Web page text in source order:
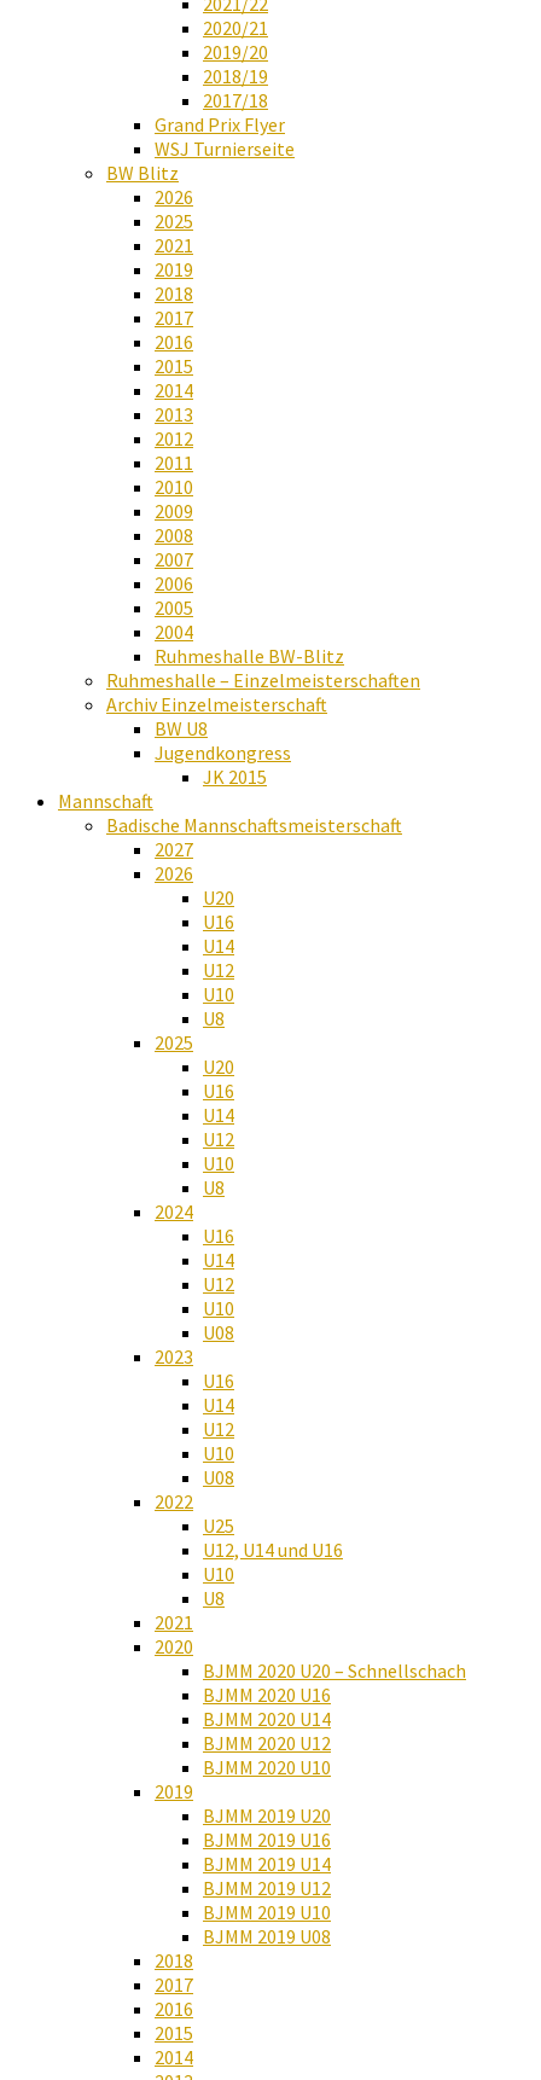
2020/21
2019/20
2018/19
2017/18
Grand Prix Flyer
WSJ Turnierseite
BW Blitz
2026
2025
2021
2019
2018
2017
2016
2015
2014
2013
2012
2011
2010
2009
2008
2007
2006
2005
2004
Ruhmeshalle BW-Blitz
Ruhmeshalle – Einzelmeisterschaften
Archiv Einzelmeisterschaft
BW U8
Jugendkongress
JK 2015
Mannschaft
Badische Mannschaftsmeisterschaft
2027
2026
U20
U16
U14
U12
U10
U8
2025
U20
U16
U14
U12
U10
U8
2024
U16
U14
U12
U10
U08
2023
U16
U14
U12
U10
U08
2022
U25
U12, U14 und U16
U10
U8
2021
2020
BJMM 2020 U20 – Schnellschach
BJMM 2020 U16
BJMM 2020 U14
BJMM 2020 U12
BJMM 2020 U10
2019
BJMM 2019 U20
BJMM 2019 U16
BJMM 2019 U14
BJMM 2019 U12
BJMM 2019 U10
BJMM 2019 U08
2018
2017
2016
2015
2014